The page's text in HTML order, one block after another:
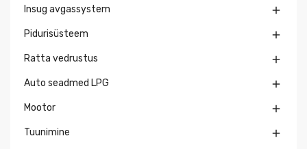
Insug avgassystem 
Pidurisüsteem 
Ratta vedrustus 
Auto seadmed LPG 
Mootor 
Tuunimine 